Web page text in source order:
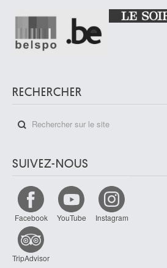
RECHERCHER
SUIVEZ-NOUS
Facebook YouTube Instagram
TripAdvisor